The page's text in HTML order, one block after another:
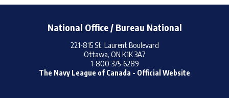
National Office / Bureau National
221-815 St. Laurent Boulevard
Ottawa, ON K1K 3A7
1-800-375-6289
The Navy League of Canada - Official Website